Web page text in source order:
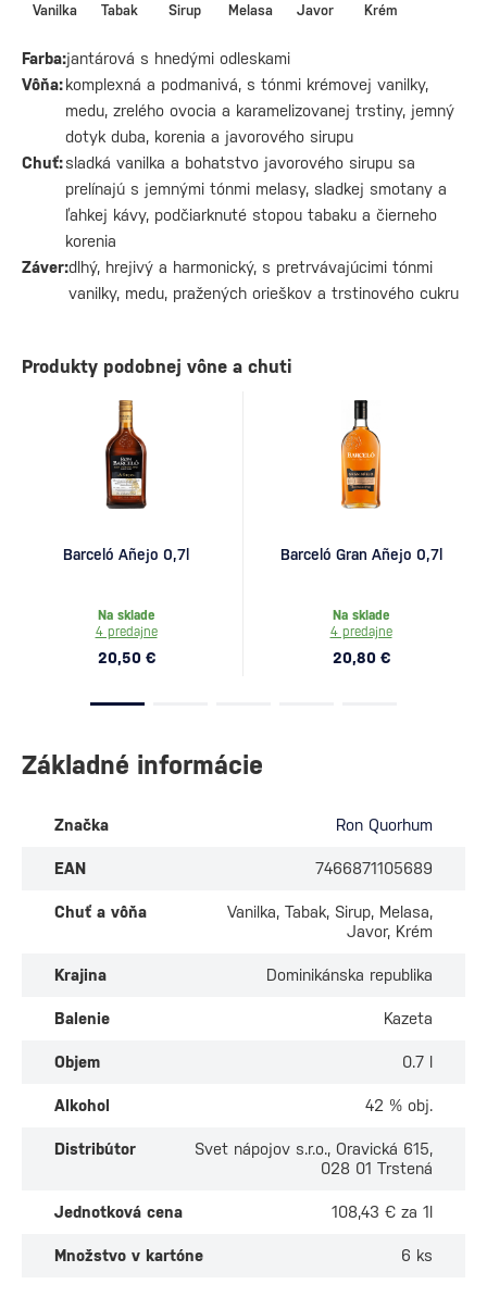
Farba:jantárová s hnedými odleskami
Vôňa:komplexná a podmanivá, s tónmi krémovej vanilky,
medu, zrelého ovocia a karamelizovanej trstiny, jemný
dotyk duba, korenia a javorového sirupu
Chuť:sladká vanilka a bohatstvo javorového sirupu sa
prelínajú s jemnými tónmi melasy, sladkej smotany a
ľahkej kávy, podčiarknuté stopou tabaku a čierneho
korenia
Záver:dlhý, hrejivý a harmonický, s pretrvávajúcimi tónmi
vanilky, medu, pražených orieškov a trstinového cukru
Vanilka Tabak Sirup Melasa Javor Krém
Produkty podobnej vône a chuti
Barceló Añejo 0,7l
Na sklade
4 predajne
20,50 €
Barceló Gran Añejo 0,7l
Na sklade
4 predajne
20,80 €
Základné informácie
Značka Ron Quorhum
EAN 7466871105689
Chuť a vôňa
Vanilka, Tabak, Sirup, Melasa,
Javor, Krém
Krajina Dominikánska republika
Balenie Kazeta
Objem 0.7 l
Alkohol 42 % obj.
Distribútor
Svet nápojov s.r.o., Oravická 615,
028 01 Trstená
Jednotková cena 108,43 € za 1l
Množstvo v kartóne 6 ks